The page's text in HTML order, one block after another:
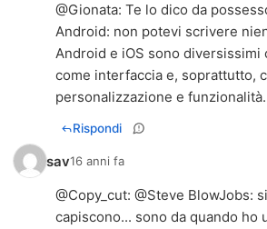
@Gionata: Te lo dico da
Android: non potevi scrivere
Android e iOS sono diversissimi
come interfaccia e, soprattutto,
personalizzazione e funzionalità.
Rispondi
sav16 anni fa
@Copy_cut: @Steve BlowJobs:
capiscono... sono da quando ho